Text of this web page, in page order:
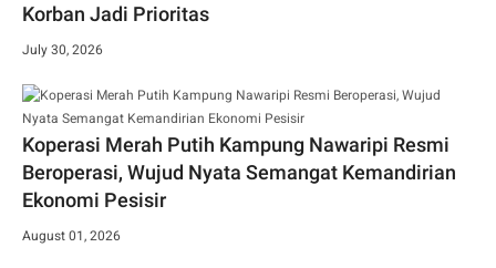
Korban Jadi Prioritas
July 30, 2026
Koperasi Merah Putih Kampung Nawaripi Resmi
Beroperasi, Wujud Nyata Semangat Kemandirian
Ekonomi Pesisir
August 01, 2026